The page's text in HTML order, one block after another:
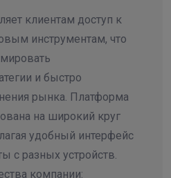
клиентам доступ к
инструментам, что
и быстро
рынка. Платформа
на широкий круг
удобный интерфейс
с разных устройств.
компании: